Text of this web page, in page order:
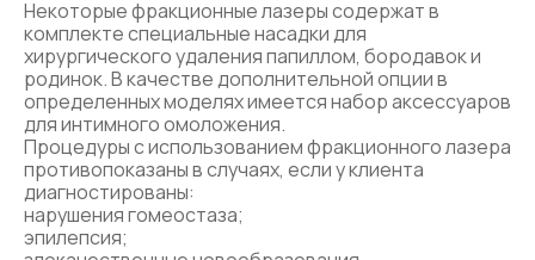
Некоторые фракционные лазеры содержат в
комплекте специальные насадки для
хирургического удаления папиллом, бородавок и
родинок. В качестве дополнительной опции в
определенных моделях имеется набор аксессуаров
для интимного омоложения.
Процедуры с использованием фракционного лазера
противопоказаны в случаях, если у клиента
диагностированы:
нарушения гомеостаза;
эпилепсия;